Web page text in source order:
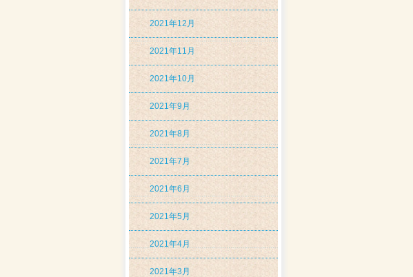
2021年12月
2021年11月
2021年10月
2021年9月
2021年8月
2021年7月
2021年6月
2021年5月
2021年4月
2021年3月